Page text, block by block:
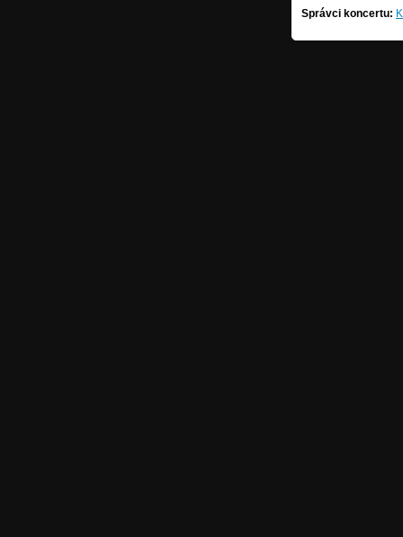
Správci koncertu: